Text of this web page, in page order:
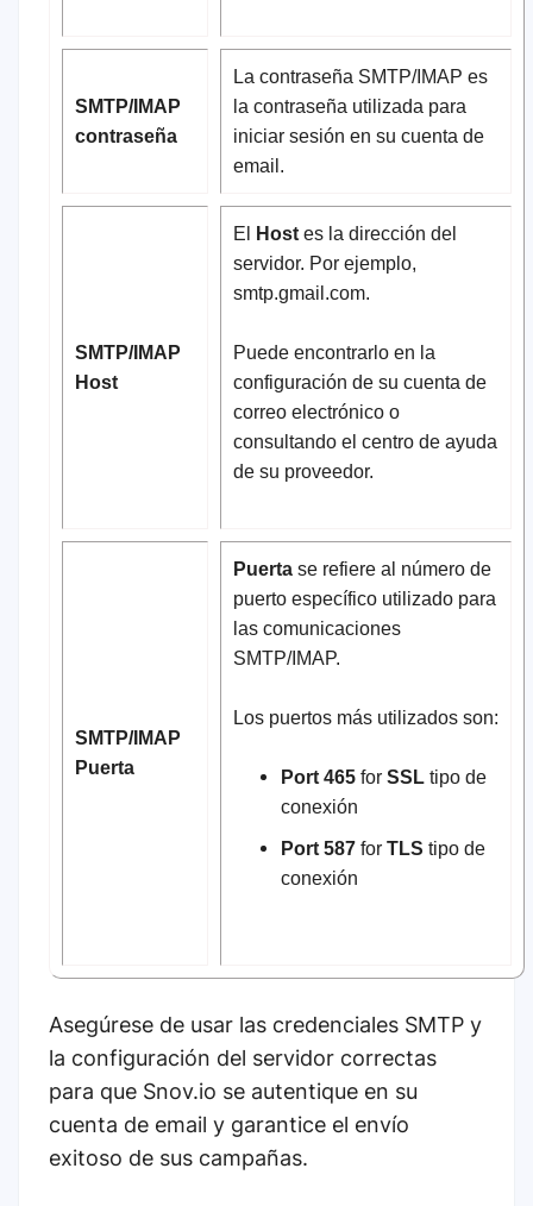
SMTP/IMAP
contraseña
La contraseña SMTP/IMAP es
la contraseña utilizada para
iniciar sesión en su cuenta de
email.
SMTP/IMAP
Host
El Host es la dirección del
servidor. Por ejemplo,
smtp.gmail.com.
Puede encontrarlo en la
configuración de su cuenta de
correo electrónico o
consultando el centro de ayuda
de su proveedor.
SMTP/IMAP
Puerta
Puerta se refiere al número de
puerto específico utilizado para
las comunicaciones
SMTP/IMAP.
Los puertos más utilizados son:
Port 465 for SSL tipo de
conexión
Port 587 for TLS tipo de
conexión
Asegúrese de usar las credenciales SMTP y
la configuración del servidor correctas
para que Snov.io se autentique en su
cuenta de email y garantice el envío
exitoso de sus campañas.